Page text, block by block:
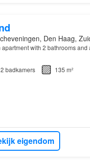
Den Haag,
with 2 bathrooms
2 badkamers
135 m²
eigendom